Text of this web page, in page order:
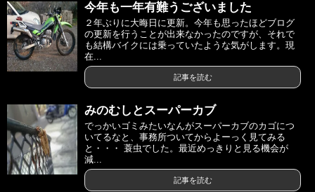
今年も一年有難うございました
２年ぶりに大晦日に更新。今年も思ったほどブログ
の更新を行うことが出来なかったのですが、それで
も結構バイクには乗っていたような気がします。現
在...
記事を読む
みのむしとスーパーカブ
でっかいゴミみたいなんがスーパーカブのカゴにつ
いてるなと、事務所ついてからよーっく見てみる
と・・・ 蓑虫でした。最近めっきりと見る機会が
減...
記事を読む